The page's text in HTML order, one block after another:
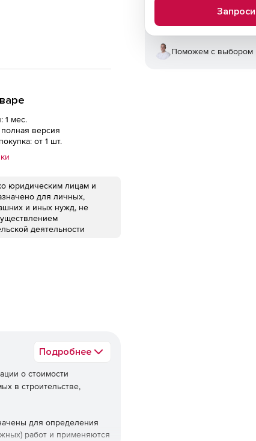
1 мес.
версия
от 1 шт.
юридическим лицам и
для личных,
и иных нужд, не
деятельности
Подробнее
о стоимости
в строительстве,
для определения
работ и применяются
Поможем с выбором